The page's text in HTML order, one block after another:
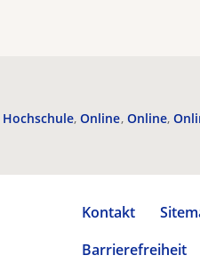
Hochschule Online Online
Kontakt
Barrierefreiheit